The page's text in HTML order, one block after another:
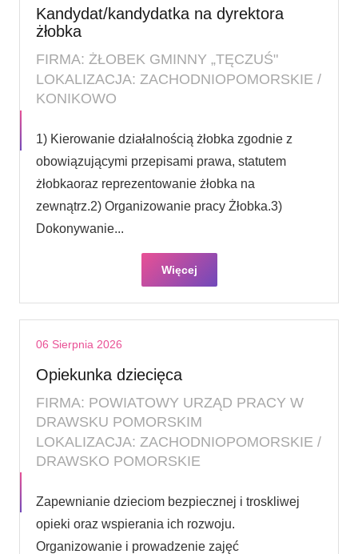
Kandydat/kandydatka na dyrektora
żłobka
FIRMA: ŻŁOBEK GMINNY „TĘCZUŚ"
LOKALIZACJA: ZACHODNIOPOMORSKIE /
KONIKOWO
1) Kierowanie działalnością żłobka zgodnie z
obowiązującymi przepisami prawa, statutem
żłobkaoraz reprezentowanie żłobka na
zewnątrz.2) Organizowanie pracy Żłobka.3)
Dokonywanie...
Więcej
06 Sierpnia 2026
Opiekunka dziecięca
FIRMA: POWIATOWY URZĄD PRACY W
DRAWSKU POMORSKIM
LOKALIZACJA: ZACHODNIOPOMORSKIE /
DRAWSKO POMORSKIE
Zapewnianie dzieciom bezpiecznej i troskliwej
opieki oraz wspierania ich rozwoju.
Organizowanie i prowadzenie zajęć